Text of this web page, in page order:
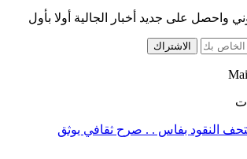
واحصل على جديد أخبار الجالية أولا بأول
الاشتراك
النقود بفاس . . صرح ثقافي يوثق